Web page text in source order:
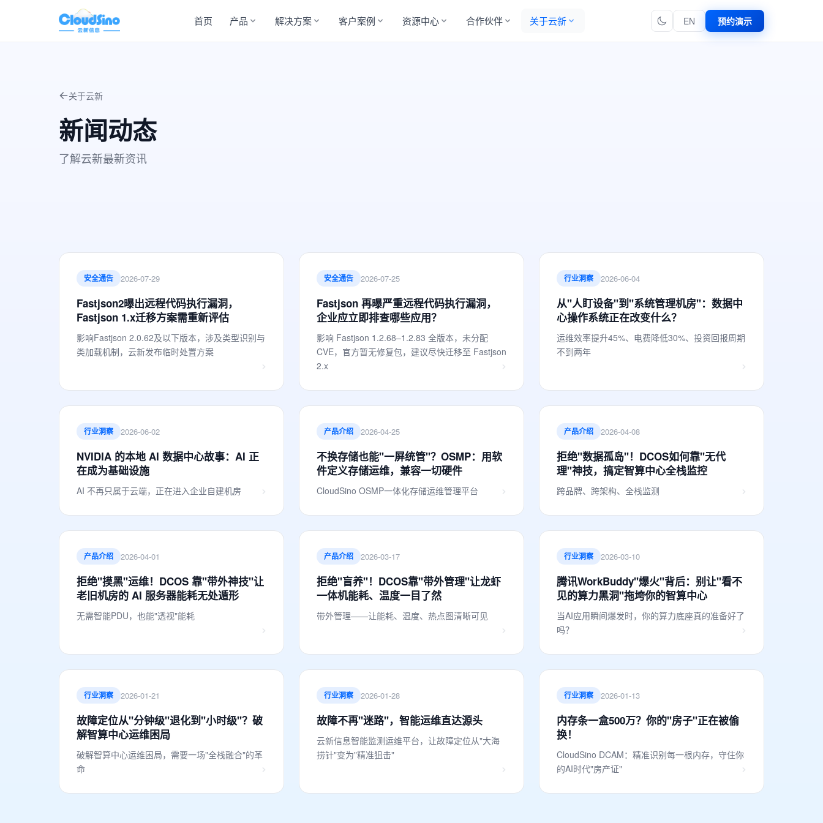
首页 产品 解决方案 客户案例 资源中心 合作伙伴 关于云新 EN 预约演示
关于云新
新闻动态
了解云新最新资讯
安全通告 2026-07-29
Fastjson2曝出远程代码执行漏洞，
Fastjson 1.x迁移方案需重新评估
影响Fastjson 2.0.62及以下版本，涉及类型识别与
类加载机制，云新发布临时处置方案
安全通告 2026-07-25
Fastjson 再曝严重远程代码执行漏洞，
企业应立即排查哪些应用？
影响 Fastjson 1.2.68–1.2.83 全版本，未分配
CVE，官方暂无修复包，建议尽快迁移至 Fastjson
2.x
行业洞察 2026-06-04
从"人盯设备"到"系统管理机房"：数据中
心操作系统正在改变什么？
运维效率提升45%、电费降低30%、投资回报周期
不到两年
行业洞察 2026-06-02
NVIDIA 的本地 AI 数据中心故事：AI 正
在成为基础设施
AI 不再只属于云端，正在进入企业自建机房
产品介绍 2026-04-25
不换存储也能"一屏统管"？OSMP：用软
件定义存储运维，兼容一切硬件
CloudSino OSMP一体化存储运维管理平台
产品介绍 2026-04-08
拒绝"数据孤岛"！DCOS如何靠"无代
理"神技，搞定智算中心全栈监控
跨品牌、跨架构、全栈监测
产品介绍 2026-04-01
拒绝"摸黑"运维！DCOS 靠"带外神技"让
老旧机房的 AI 服务器能耗无处遁形
无需智能PDU，也能"透视"能耗
产品介绍 2026-03-17
拒绝"盲养"！DCOS靠"带外管理"让龙虾
一体机能耗、温度一目了然
带外管理——让能耗、温度、热点图清晰可见
行业洞察 2026-03-10
腾讯WorkBuddy"爆火"背后：别让"看不
见的算力黑洞"拖垮你的智算中心
当AI应用瞬间爆发时，你的算力底座真的准备好了
吗？
行业洞察 2026-01-21
故障定位从"分钟级"退化到"小时级"？破
解智算中心运维困局
破解智算中心运维困局，需要一场"全栈融合"的革
命
行业洞察 2026-01-28
故障不再"迷路"，智能运维直达源头
云新信息智能监测运维平台，让故障定位从"大海
捞针"变为"精准狙击"
行业洞察 2026-01-13
内存条一盒500万？你的"房子"正在被偷
换！
CloudSino DCAM：精准识别每一根内存，守住你
的AI时代"房产证"